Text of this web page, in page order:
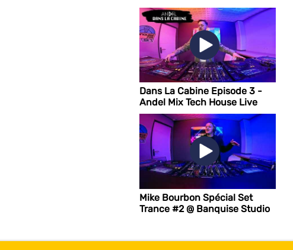
Dans La Cabine Episode 3 -
Andel Mix Tech House Live
Mike Bourbon Spécial Set
Trance #2 @ Banquise Studio